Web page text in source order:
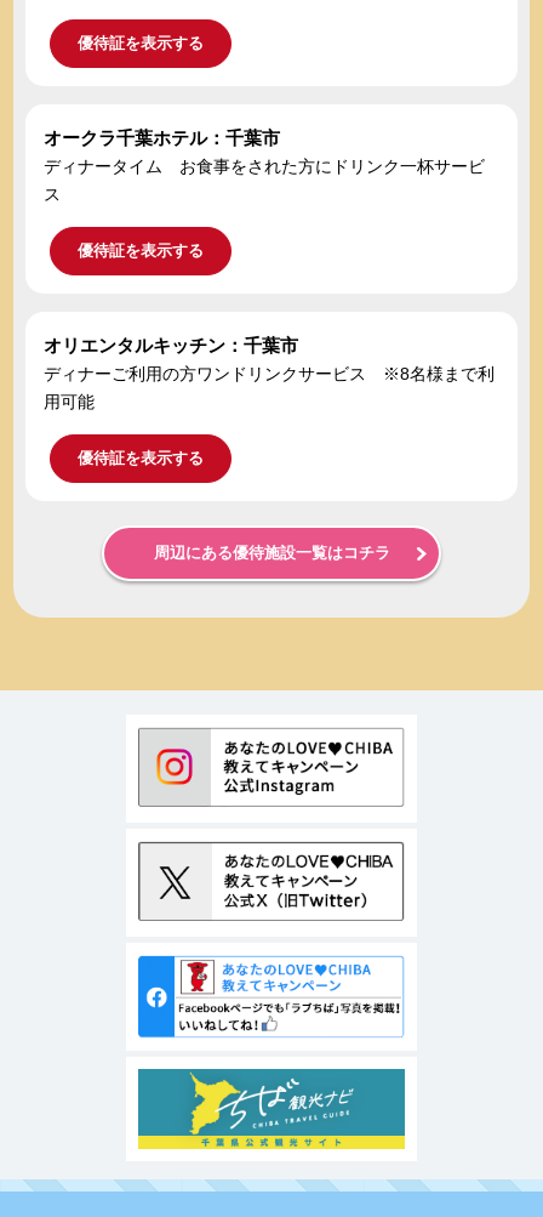
優待証を表示する
オークラ千葉ホテル：千葉市
ディナータイム お食事をされた方にドリンク一杯サービ
ス
優待証を表示する
オリエンタルキッチン：千葉市
ディナーご利用の方ワンドリンクサービス ※8名様まで利
用可能
優待証を表示する
周辺にある優待施設一覧はコチラ